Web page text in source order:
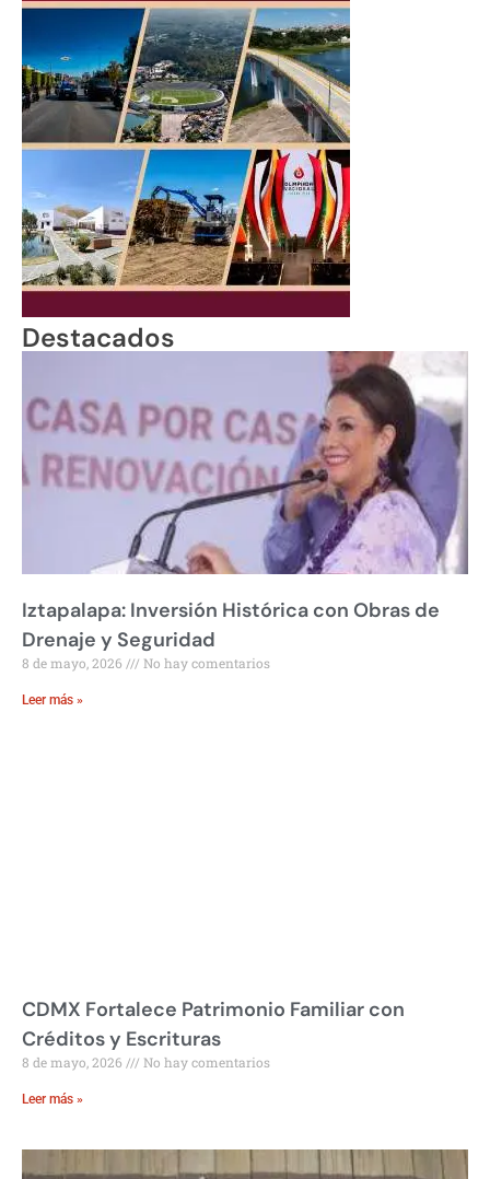
Destacados
Iztapalapa: Inversión Histórica con Obras de
Drenaje y Seguridad
8 de mayo, 2026 No hay comentarios
Leer más »
CDMX Fortalece Patrimonio Familiar con
Créditos y Escrituras
8 de mayo, 2026 No hay comentarios
Leer más »